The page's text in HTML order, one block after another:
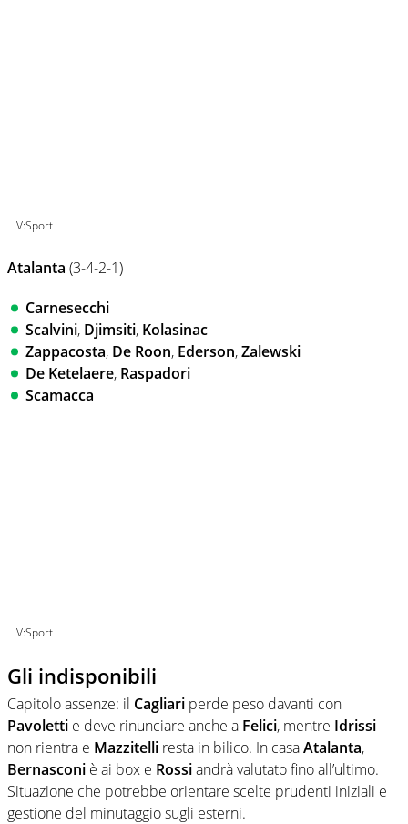
V:Sport
Atalanta (3-4-2-1)
Carnesecchi
Scalvini, Djimsiti, Kolasinac
Zappacosta, De Roon, Ederson,Zalewski
De Ketelaere, Raspadori
Scamacca
V:Sport
Gli indisponibili
Capitolo assenze: il Cagliari perde peso davanti con
Pavoletti e deve rinunciare anche a Felici, mentre Idrissi
non rientra e Mazzitelli resta in bilico. In casaAtalanta,
Bernasconi è ai box e Rossiandrà valutato fino all’ultimo.
Situazione che potrebbe orientare scelte prudenti iniziali e
gestione del minutaggio sugli esterni.